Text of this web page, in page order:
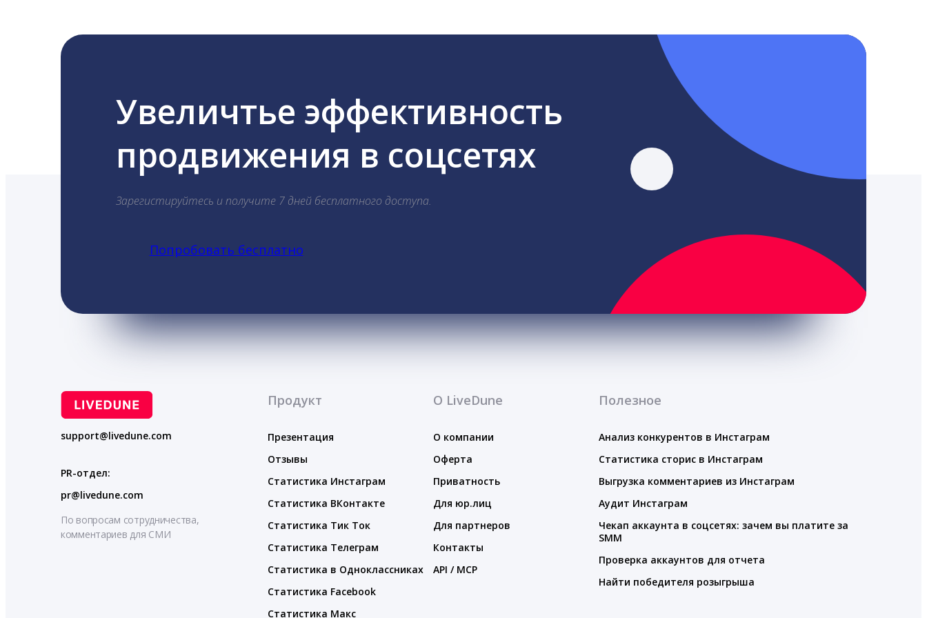
Увеличтье эффективность
продвижения в соцсетях
Зарегистируйтесь и получите 7 дней бесплатного доступа.
Попробовать бесплатно
support@livedune.com
PR-отдел:
pr@livedune.com
По вопросам сотрудничества,
комментариев для СМИ
Продукт
Презентация
Отзывы
Статистика Инстаграм
Статистика ВКонтакте
Статистика Тик Ток
Статистика Телеграм
Статистика в Одноклассниках
Статистика Facebook
Статистика Макс
О LiveDune
О компании
Оферта
Приватность
Для юр.лиц
Для партнеров
Контакты
API / MCP
Полезное
Анализ конкурентов в Инстаграм
Статистика сторис в Инстаграм
Выгрузка комментариев из Инстаграм
Аудит Инстаграм
Чекап аккаунта в соцсетях: зачем вы платите за
SMM
Проверка аккаунтов для отчета
Найти победителя розыгрыша